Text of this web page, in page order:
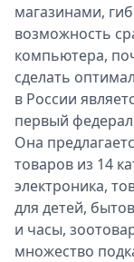
О
Metro
2026
Metro
магазинами,
возможность
компьютера,
сделать
в России
первый
Она
товаров из 14
электроника,
для детей,
и часы,
множество